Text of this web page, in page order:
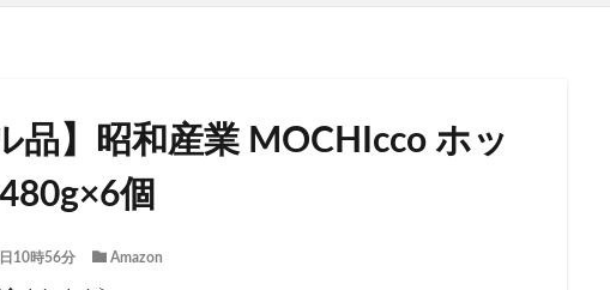
品】昭和産業 MOCHIcco ホッ
個
10時56分 Amazon